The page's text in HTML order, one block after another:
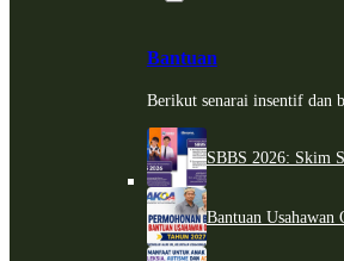
Bantuan
Berikut senarai insentif dan
SBBS 2026: Skim
Bantuan